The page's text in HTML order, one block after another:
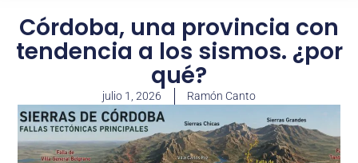
Córdoba, una provincia con
tendencia a los sismos. ¿por
qué?
julio 1, 2026 Ramón Canto